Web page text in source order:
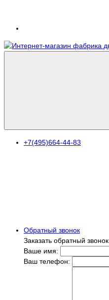
+7(495)664-44-83
Обратный звонок
Заказать обратный звонок
Ваше имя:
Ваш телефон: